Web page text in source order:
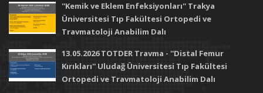
''Kemik ve Eklem Enfeksiyonları'' Trakya
Üniversitesi Tıp Fakültesi Ortopedi ve
Travmatoloji Anabilim Dalı
13.05.2026 TOTDER Travma - ''Distal Femur
Kırıkları'' Uludağ Üniversitesi Tıp Fakültesi
Ortopedi ve Travmatoloji Anabilim Dalı